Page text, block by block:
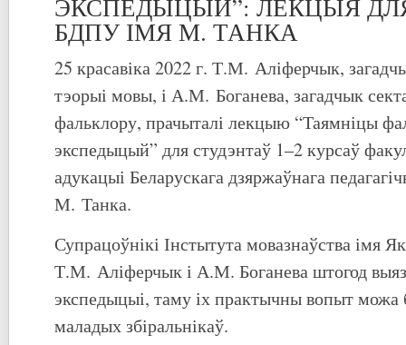
ЭКСПЕДЫЦЫЙ”: ЛЕКЦЫЯ
БДПУ ІМЯ М. ТАНКА
25 красавіка 2022 г. Т.М. Аліферчык,
тэорыі мовы, і А.М. Боганева, загадчык
фальклору, прачыталі лекцыю “Таямніцы
экспедыцый” для студэнтаў 1–2 курсаў
адукацыі Беларускага дзяржаўнага
М. Танка.
Супрацоўнікі Інстытута мовазнаўства імя
Т.М. Аліферчык і А.М. Боганева штогод
экспедыцыі, таму іх практычны вопыт
маладых збіральнікаў.